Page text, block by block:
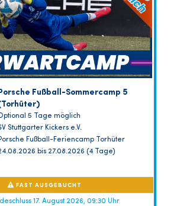
Porsche Fußball-Sommercamp 5
5 Tage möglich
Stuttgarter Kickers e.V.
Fußball-Feriencamp Torhüter
bis 27.08.2026 (4 Tage)
FAST AUSGEBUCHT
17. August 2026, 09:30 Uhr